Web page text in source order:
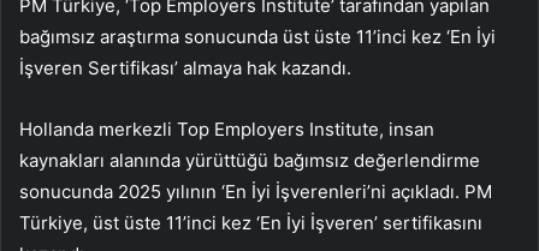
PM Türkiye, ‘Top Employers Institute’ tarafından yapılan
bağımsız araştırma sonucunda üst üste 11’inci kez ‘En İyi
İşveren Sertifikası’ almaya hak kazandı.
Hollanda merkezli Top Employers Institute, insan
kaynakları alanında yürüttüğü bağımsız değerlendirme
sonucunda 2025 yılının ‘En İyi İşverenleri’ni açıkladı. PM
Türkiye, üst üste 11’inci kez ‘En İyi İşveren’ sertifikasını